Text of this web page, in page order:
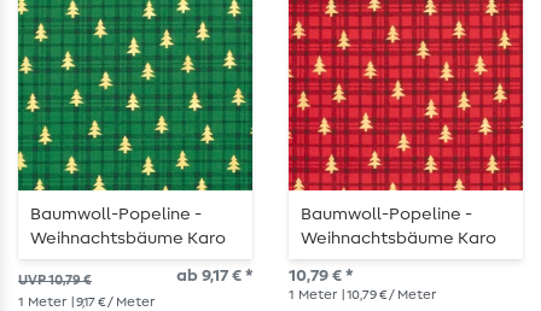
Baumwoll-Popeline -
Weihnachtsbäume Karo
Grün Gold
UVP 10,79 € ab 9,17 € *
1 Meter | 9,17 € / Meter
Baumwoll-Popeline -
Weihnachtsbäume Karo
Rot Gold
10,79 € *
1 Meter | 10,79 € / Meter